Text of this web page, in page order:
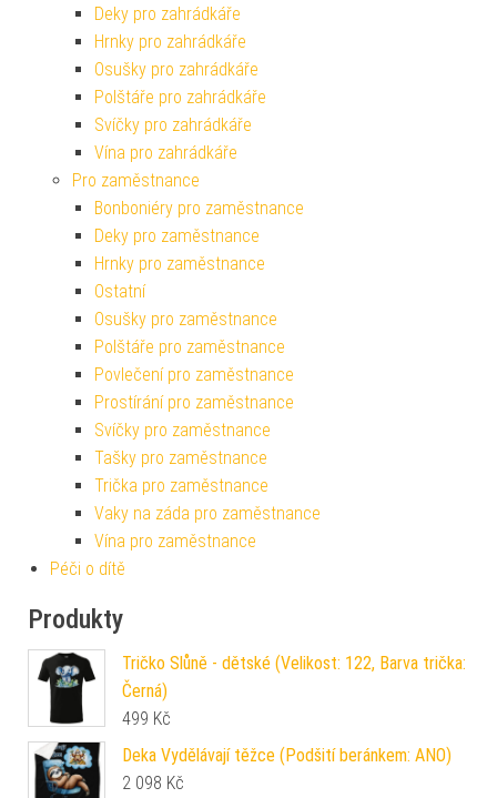
Deky pro zahrádkáře
Hrnky pro zahrádkáře
Osušky pro zahrádkáře
Polštáře pro zahrádkáře
Svíčky pro zahrádkáře
Vína pro zahrádkáře
Pro zaměstnance
Bonboniéry pro zaměstnance
Deky pro zaměstnance
Hrnky pro zaměstnance
Ostatní
Osušky pro zaměstnance
Polštáře pro zaměstnance
Povlečení pro zaměstnance
Prostírání pro zaměstnance
Svíčky pro zaměstnance
Tašky pro zaměstnance
Trička pro zaměstnance
Vaky na záda pro zaměstnance
Vína pro zaměstnance
Péči o dítě
Produkty
Tričko Slůně - dětské (Velikost: 122, Barva trička:
Černá)
499 Kč
Deka Vydělávají těžce (Podšití beránkem: ANO)
2 098 Kč